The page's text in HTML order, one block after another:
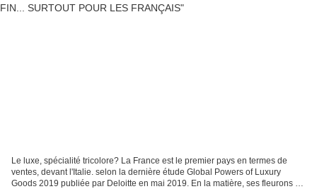
Le luxe, spécialité tricolore? La France est le premier pays en termes de
ventes, devant l'Italie. selon la dernière étude Global Powers of Luxury
Goods 2019 publiée par Deloitte en mai 2019. En la matière, ses fleurons =